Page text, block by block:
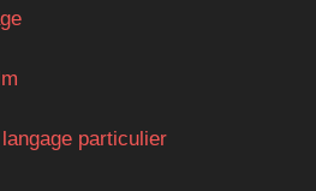
particulier